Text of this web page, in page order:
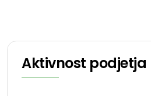
Aktivnost podjetja